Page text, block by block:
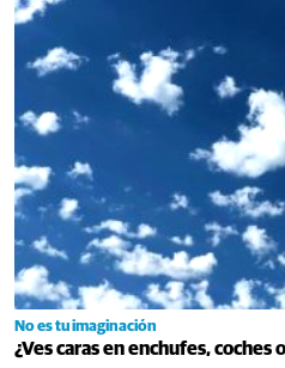
No es tu imaginación
¿Ves caras en enchufes, coches